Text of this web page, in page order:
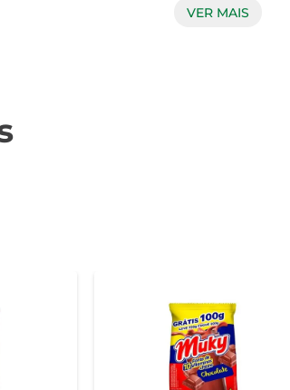
de seus produtos, e o Chocolatto
VER MAIS